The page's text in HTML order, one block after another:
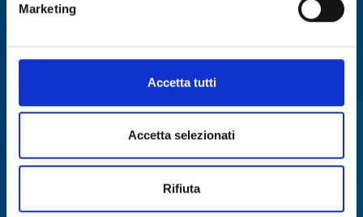
Marketing
Accetta tutti
Accetta selezionati
Rifiuta
SCOPRI DI PIÙ →